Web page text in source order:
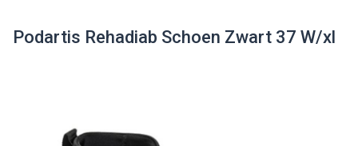
Podartis Rehadiab Schoen Zwart 37 W/xl